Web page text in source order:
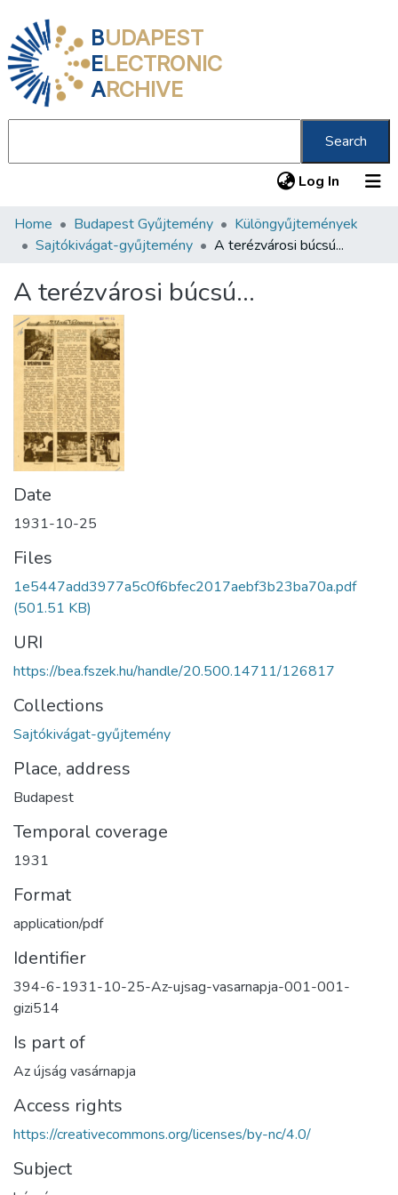
BUDAPEST
ELECTRONIC
ARCHIVE
Search
Log In (current)
Communities & Collections
Statistics
About us
Home Budapest Gyűjtemény
Különgyűjtemények
Sajtókivágat-gyűjtemény
A terézvárosi búcsú...
A terézvárosi búcsú...
Date
1931-10-25
Files
1e5447add3977a5c0f6bfec2017aebf3b23ba70a.pdf
(501.51 KB)
URI
https://bea.fszek.hu/handle/20.500.14711/126817
Collections
Sajtókivágat-gyűjtemény
Place, address
Budapest
Temporal coverage
1931
Format
application/pdf
Identifier
394-6-1931-10-25-Az-ujsag-vasarnapja-001-001-
gizi514
Is part of
Az újság vasárnapja
Access rights
https://creativecommons.org/licenses/by-nc/4.0/
Subject